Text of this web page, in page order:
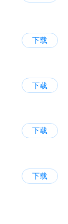
下载
下载
下载
下载